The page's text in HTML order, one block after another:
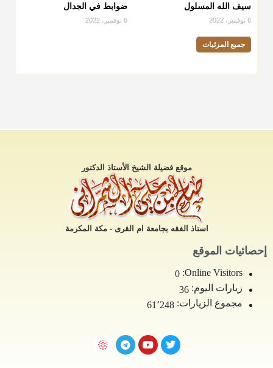
سيف الله المسلول
6 نوفمبر، 2022
ضوابط في الجدال
6 نوفمبر، 2022
جميع المرئيات
موقع فضيلة الشيخ الأستاذ الدكتور
استاذ الفقه بجامعة ام القرى - مكة المكرمة
إحصائيات الموقع
Online Visitors:
0
زيارات اليوم: 36
مجموع الزيارات: 61٬248